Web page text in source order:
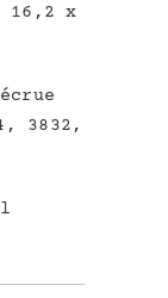
16,2 x
3832,